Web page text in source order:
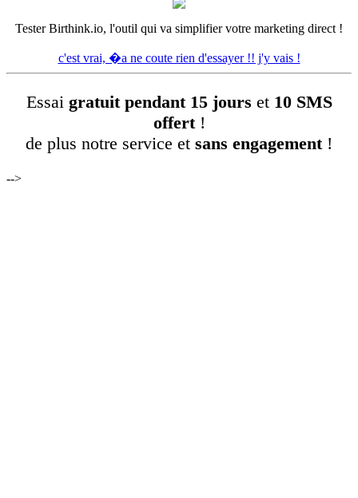
Tester Birthink.io, l'outil qui va simplifier votre marketing direct !
c'est vrai, �a ne coute rien d'essayer !! j'y vais !
Essai gratuit pendant 15 jours et 10 SMS
offert!
de plus notre service et sans engagement!
-->